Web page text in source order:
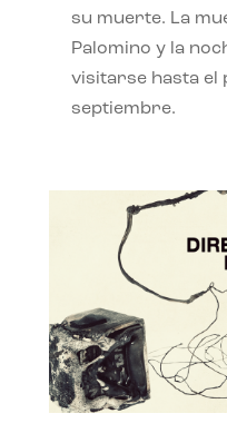
su muerte. La
Palomino y la
visitarse hasta el
septiembre.